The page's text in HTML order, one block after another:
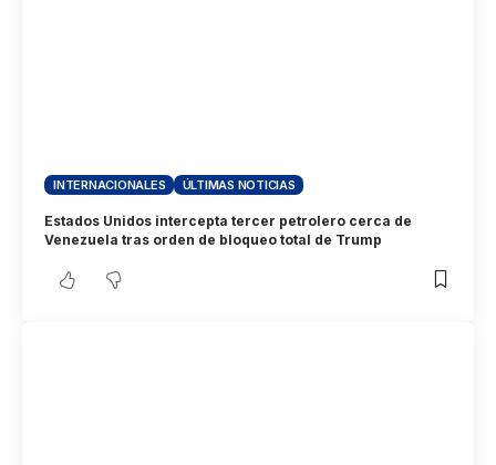
INTERNACIONALES ÚLTIMAS NOTICIAS
Estados Unidos intercepta tercer petrolero cerca de
Venezuela tras orden de bloqueo total de Trump